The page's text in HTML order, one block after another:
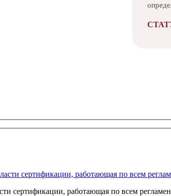
сертификации, работающая по всем